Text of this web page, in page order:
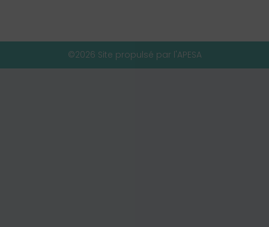
©2026 Site propulsé par l'APESA